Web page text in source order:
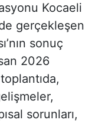
Kocaeli
gerçekleşen
sonuç
2026
sorunları,